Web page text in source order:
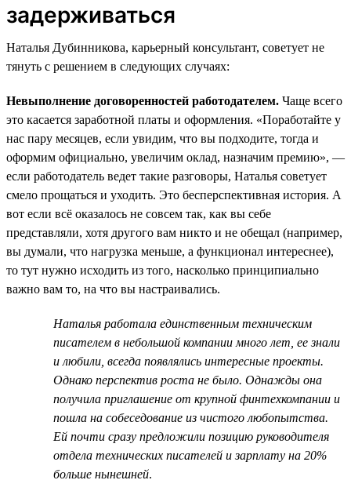
задерживаться
Наталья Дубинникова, карьерный консультант, советует не
тянуть с решением в следующих случаях:
Невыполнение договоренностей работодателем. Чаще всего
это касается заработной платы и оформления. «Поработайте у
нас пару месяцев, если увидим, что вы подходите, тогда и
оформим официально, увеличим оклад, назначим премию», —
если работодатель ведет такие разговоры, Наталья советует
смело прощаться и уходить. Это бесперспективная история. А
вот если всё оказалось не совсем так, как вы себе
представляли, хотя другого вам никто и не обещал (например,
вы думали, что нагрузка меньше, а функционал интереснее),
то тут нужно исходить из того, насколько принципиально
важно вам то, на что вы настраивались.
Наталья работала единственным техническим
писателем в небольшой компании много лет, ее знали
и любили, всегда появлялись интересные проекты.
Однако перспектив роста не было. Однажды она
получила приглашение от крупной финтехкомпании и
пошла на собеседование из чистого любопытства.
Ей почти сразу предложили позицию руководителя
отдела технических писателей и зарплату на 20%
больше нынешней.